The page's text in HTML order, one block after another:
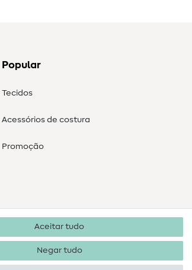
Popular
Tecidos
Acessórios de costura
Promoção
Aceitar tudo
Negar tudo